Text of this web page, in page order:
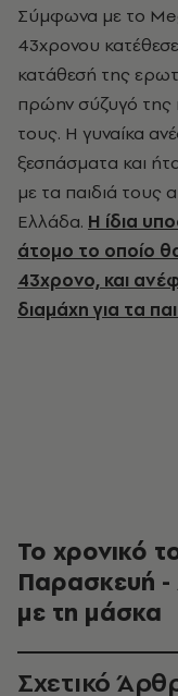
Σύμφωνα με το
43χρονου
κατάθεσή της
πρώην σύζυγό της
τους. Η γυναίκα
ξεσπάσματα και
με τα παιδιά τους
Ελλάδα. Η ίδια
άτομο το οποίο
43χρονο, και
διαμάχη για τα
Το χρονικό
Παρασκευή -
με τη μάσκα
Σχετικό